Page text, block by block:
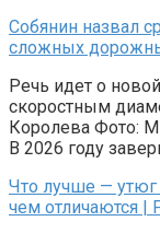
Собянин назвал
сложных
Речь идет о
скоростным
Королева Фото:
В 2026 году
Что лучше — утюг
чем отличаются